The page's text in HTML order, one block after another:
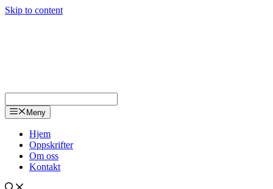
Skip to content
Meny
Hjem
Oppskrifter
Om oss
Kontakt